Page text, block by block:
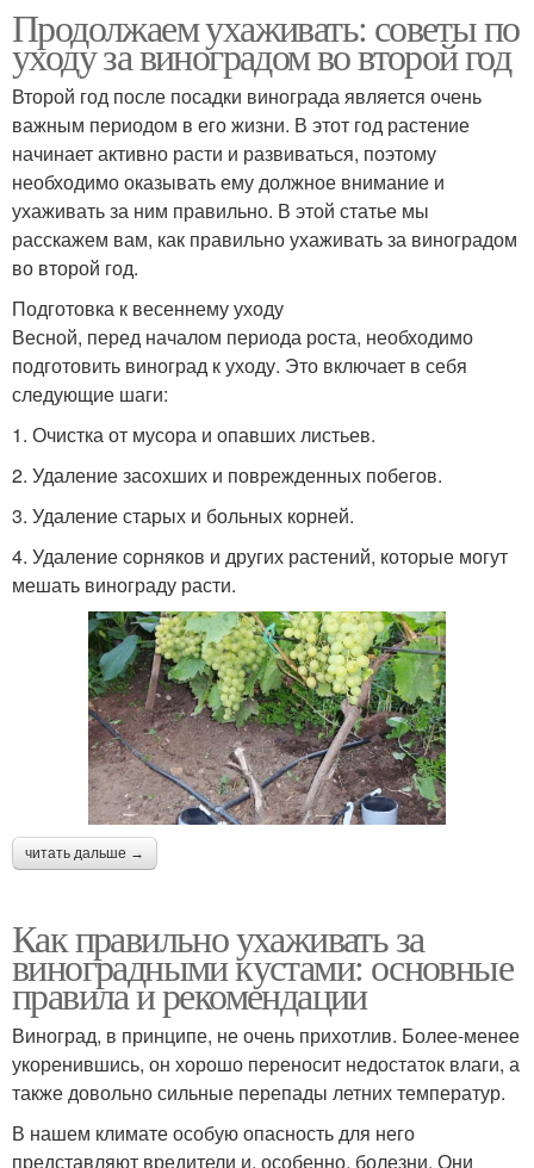
Продолжаем ухаживать: советы по
уходу за виноградом во второй год
Второй год после посадки винограда является очень
важным периодом в его жизни. В этот год растение
начинает активно расти и развиваться, поэтому
необходимо оказывать ему должное внимание и
ухаживать за ним правильно. В этой статье мы
расскажем вам, как правильно ухаживать за виноградом
во второй год.
Подготовка к весеннему уходу
Весной, перед началом периода роста, необходимо
подготовить виноград к уходу. Это включает в себя
следующие шаги:
1. Очистка от мусора и опавших листьев.
2. Удаление засохших и поврежденных побегов.
3. Удаление старых и больных корней.
4. Удаление сорняков и других растений, которые могут
мешать винограду расти.
читать дальше →
Как правильно ухаживать за
виноградными кустами: основные
правила и рекомендации
Виноград, в принципе, не очень прихотлив. Более-менее
укоренившись, он хорошо переносит недостаток влаги, а
также довольно сильные перепады летних температур.
В нашем климате особую опасность для него
представляют вредители и, особенно, болезни. Они